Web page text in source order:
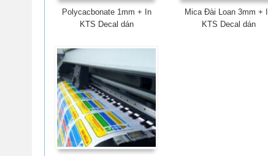
Polycacbonate 1mm + In
KTS Decal dán
Mica Đài Loan 3mm +
KTS Decal dán